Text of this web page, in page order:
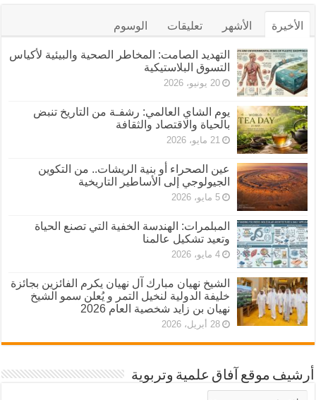
الأخيرة الأشهر تعليقات الوسوم
التهديد الصامت: المخاطر الصحية والبيئية لأكياس
التسوق البلاستيكية
20 يونيو، 2026
يوم الشاي العالمي: رشفـة من التاريخ تنبض
بالحياة والاقتصاد والثقافة
21 مايو، 2026
عين الصحراء أو بنية الريشات.. من التكوين
الجيولوجي إلى الأساطير التاريخية
5 مايو، 2026
المبلمرات: الهندسة الخفية التي تصنع الحياة
وتعيد تشكيل عالمنا
4 مايو، 2026
الشيخ نهيان مبارك آل نهيان يكرم الفائزين بجائزة
خليفة الدولية لنخيل التمر و يُعلن سمو الشيخ
نهيان بن زايد شخصية العام 2026
28 أبريل، 2026
أرشيف موقع آفاق علمية وتربوية
أرشيف